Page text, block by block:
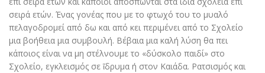
σειρά ετών. Ένας γονέας που µε το φτωχό του το μυαλό
πελαγοδροµεί από δω και από κει περιμένει από το Σχολείο
µια βοήθεια µια συμβουλή. Βέβαια µια καλή λύση θα πει
κάποιος είναι να µη στέλνουµε το «δύσκολο παιδί» στο
Σχολείο, εγκλεισµός σε ἵδρυμα ή στον Καιάδα. Ρατσισµός και